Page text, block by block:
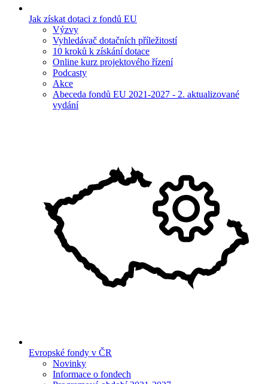
Jak získat dotaci z fondů EU
Výzvy
Vyhledávač dotačních příležitostí
10 kroků k získání dotace
Online kurz projektového řízení
Podcasty
Akce
Abeceda fondů EU 2021-2027 - 2. aktualizované
vydání
Evropské fondy v ČR
Novinky
Informace o fondech